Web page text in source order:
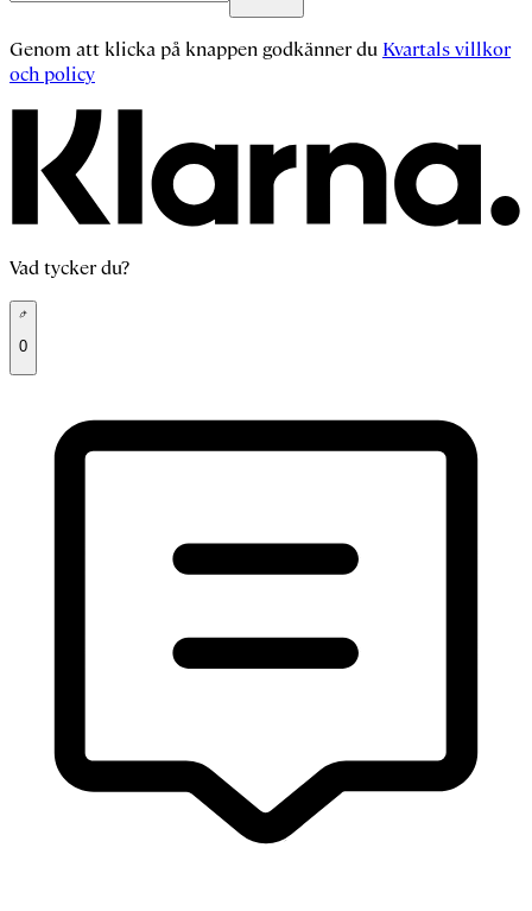
Genom att klicka på knappen godkänner du Kvartals villkor
och policy
Vad tycker du?
0